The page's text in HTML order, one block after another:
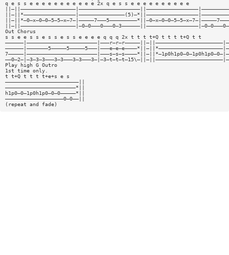
q e s s e e e e e e e e e e e 2x q e s s e e e e e e e e e e
Out Chorus
s s e e s s e s s e s s e e e e q q q 2x t t t t+Q t t t t+Q t t
Play high G Outro
1st time only.
t t+Q t t t t+e+s e s
————————————————————————||
———————————————————————*||
h1p0—0—1p0h1p0—0—0—————*||
———————————————————0—0——||
(repeat and fade)